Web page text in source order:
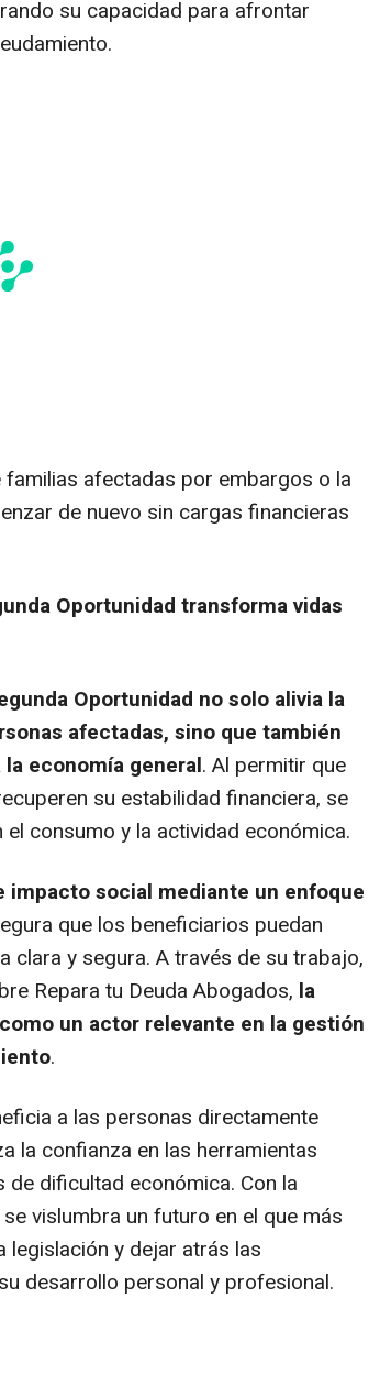
su capacidad para afrontar
afectadas por embargos o la
de nuevo sin cargas financieras
Oportunidad transforma vidas
Oportunidad no solo alivia la
afectadas, sino que también
economía general. Al permitir que
su estabilidad financiera, se
consumo y la actividad económica.
impacto social mediante un enfoque
que los beneficiarios puedan
clara y segura. A través de su trabajo,
Repara tu Deuda Abogados, la
un actor relevante en la gestión
.
a las personas directamente
la confianza en las herramientas
dificultad económica. Con la
vislumbra un futuro en el que más
legislación y dejar atrás las
desarrollo personal y profesional.